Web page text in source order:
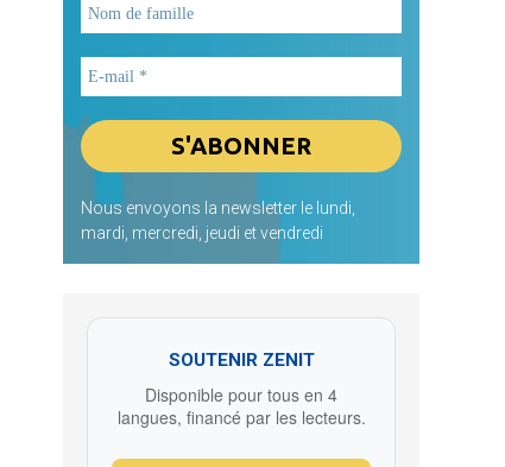
Nous envoyons la newsletter le lundi,
mardi, mercredi, jeudi et vendredi
SOUTENIR ZENIT
Disponible pour tous en 4
langues, financé par les lecteurs.